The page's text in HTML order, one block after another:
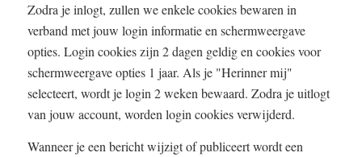
Zodra je inlogt, zullen we enkele cookies bewaren in
verband met jouw login informatie en schermweergave
opties. Login cookies zijn 2 dagen geldig en cookies voor
schermweergave opties 1 jaar. Als je "Herinner mij"
selecteert, wordt je login 2 weken bewaard. Zodra je uitlogt
van jouw account, worden login cookies verwijderd.
Wanneer je een bericht wijzigt of publiceert wordt een